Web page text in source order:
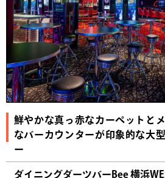
鮮やかな真っ赤なカーペットと
なバーカウンターが印象的な大
ー
ダイニングダーツバーBee 横浜